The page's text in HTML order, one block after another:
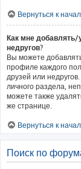
Вернуться к
Как мне добавлять/
недругов?
Вы можете
профиле каждого
друзей или
личного раздела,
можете также
же странице.
Вернуться к
Поиск по